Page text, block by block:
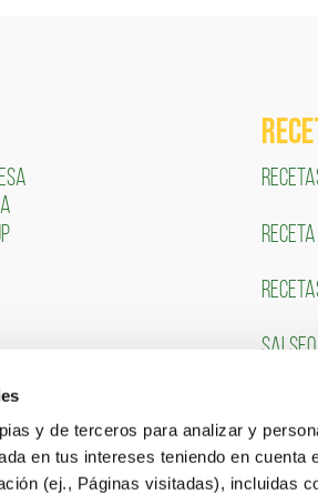
y de terceros para analizar y
en tus intereses teniendo en cuenta
(ej., Páginas visitadas), incluidas